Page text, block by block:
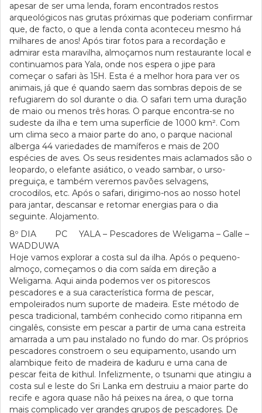
apesar de ser uma lenda, foram encontrados restos
arqueológicos nas grutas próximas que poderiam confirmar
que, de facto, o que a lenda conta aconteceu mesmo há
milhares de anos! Após tirar fotos para a recordação e
admirar esta maravilha, almoçamos num restaurante local e
continuamos para Yala, onde nos espera o jipe para
começar o safari às 15H. Esta é a melhor hora para ver os
animais, já que é quando saem das sombras depois de se
refugiarem do sol durante o dia. O safari tem uma duração
de maio ou menos três horas. O parque encontra-se no
sudeste da ilha e tem uma superfície de 1000 km². Com
um clima seco a maior parte do ano, o parque nacional
alberga 44 variedades de mamíferos e mais de 200
espécies de aves. Os seus residentes mais aclamados são o
leopardo, o elefante asiático, o veado sambar, o urso-
preguiça, e também veremos pavões selvagens,
crocodilos, etc. Após o safari, dirigimo-nos ao nosso hotel
para jantar, descansar e retomar energias para o dia
seguinte. Alojamento.
8º DIA PC YALA – Pescadores de Weligama – Galle –
WADDUWA
Hoje vamos explorar a costa sul da ilha. Após o pequeno-
almoço, começamos o dia com saída em direção a
Weligama. Aqui ainda podemos ver os pitorescos
pescadores e a sua característica forma de pescar,
empoleirados num suporte de madeira. Este método de
pesca tradicional, também conhecido como ritipanna em
cingalês, consiste em pescar a partir de uma cana estreita
amarrada a um pau instalado no fundo do mar. Os próprios
pescadores constroem o seu equipamento, usando um
alambique feito de madeira de kaduru e uma cana de
pescar feita de kithul. Infelizmente, o tsunami que atingiu a
costa sul e leste do Sri Lanka em destruiu a maior parte do
recife e agora quase não há peixes na área, o que torna
mais complicado ver grandes grupos de pescadores. De